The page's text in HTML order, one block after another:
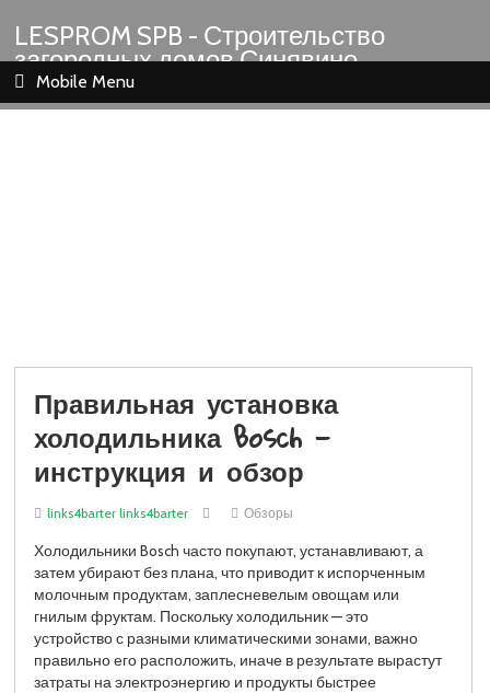
LESPROM SPB - Строительство
загородных домов Синявино
Шлиссельбург Кировск Назия
Mobile Menu
Правильная установка
холодильника Bosch —
инструкция и обзор
links4barter links4barter Обзоры
Холодильники Bosch часто покупают, устанавливают, а
затем убирают без плана, что приводит к испорченным
молочным продуктам, заплесневелым овощам или
гнилым фруктам. Поскольку холодильник — это
устройство с разными климатическими зонами, важно
правильно его расположить, иначе в результате вырастут
затраты на электроэнергию и продукты быстрее